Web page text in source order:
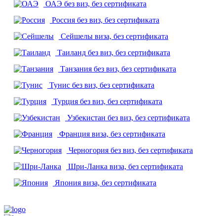
ОАЭ без виз, без сертификата
Россия без виз, без сертификата
Сейшелы виза, без сертификата
Таиланд без виз, без сертификата
Танзания без виз, без сертификата
Тунис без виз, без сертификата
Турция без виз, без сертификата
Узбекистан без виз, без сертификата
Франция виза, без сертификата
Черногория без виз, без сертификата
Шри-Ланка виза, без сертификата
Япония виза, без сертификата